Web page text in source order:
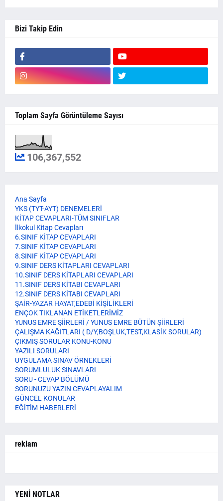
Bizi Takip Edin
Toplam Sayfa Görüntüleme Sayısı
106,367,552
Ana Sayfa
YKS (TYT-AYT) DENEMELERİ
KİTAP CEVAPLARI-TÜM SINIFLAR
İlkokul Kitap Cevapları
6.SINIF KİTAP CEVAPLARI
7.SINIF KİTAP CEVAPLARI
8.SINIF KİTAP CEVAPLARI
9.SINIF DERS KİTAPLARI CEVAPLARI
10.SINIF DERS KİTAPLARI CEVAPLARI
11.SINIF DERS KİTABI CEVAPLARI
12.SINIF DERS KİTABI CEVAPLARI
ŞAİR-YAZAR HAYAT,EDEBİ KİŞİLİKLERİ
ENÇOK TIKLANAN ETİKETLERİMİZ
YUNUS EMRE ŞİİRLERİ / YUNUS EMRE BÜTÜN ŞİİRLERİ
ÇALIŞMA KAĞITLARI ( D/Y,BOŞLUK,TEST,KLASİK SORULAR)
ÇIKMIŞ SORULAR KONU-KONU
YAZILI SORULARI
UYGULAMA SINAV ÖRNEKLERİ
SORUMLULUK SINAVLARI
SORU - CEVAP BÖLÜMÜ
SORUNUZU YAZIN CEVAPLAYALIM
GÜNCEL KONULAR
EĞİTİM HABERLERİ
reklam
YENİ NOTLAR